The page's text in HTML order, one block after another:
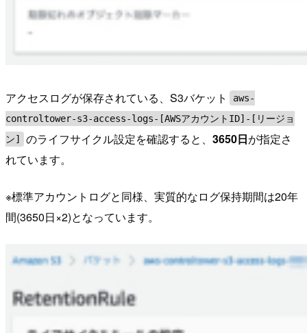
アクセスログが保存されている、S3バケット
aws-
controltower-s3-access-logs-[AWSアカウントID]-[リージョ
ン]
のライフサイクル設定を確認すると、3650日が指定さ
れています。
※標準アカウントログと同様、実質的なログ保持期間は20年
間(3650日×2)となっています。